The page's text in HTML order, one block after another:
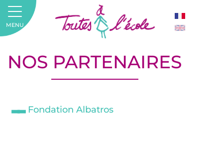
NOS PARTENAIRES
Fondation Albatros
MENU